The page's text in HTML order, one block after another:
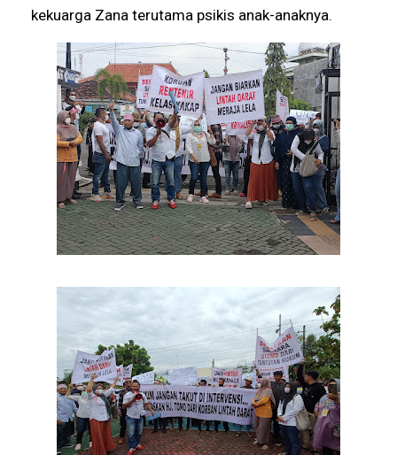
kekuarga Zana terutama psikis anak-anaknya.